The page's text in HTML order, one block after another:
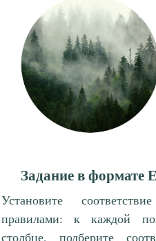
Задание в формате
Установите
правилами: к каждой
столбце, подберите